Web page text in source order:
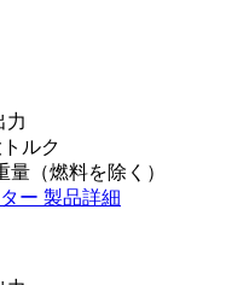
力
ルク
量（燃料を除く）
ー 製品詳細